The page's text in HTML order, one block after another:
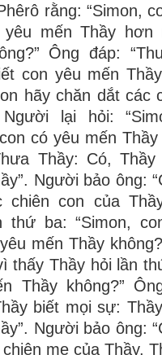
rằng: “Simon,
mến Thầy hơn
Ông đáp:
con yêu mến
hãy chăn dắt các
Người lại hỏi:
có yêu mến Thầy
Thầy: Có,
Người bảo ông:
chiên con của
thứ ba: “Simon,
mến Thầy
thấy Thầy hỏi lần
Thầy không?”
biết mọi sự:
Người bảo ông:
mẹ của Thầy.